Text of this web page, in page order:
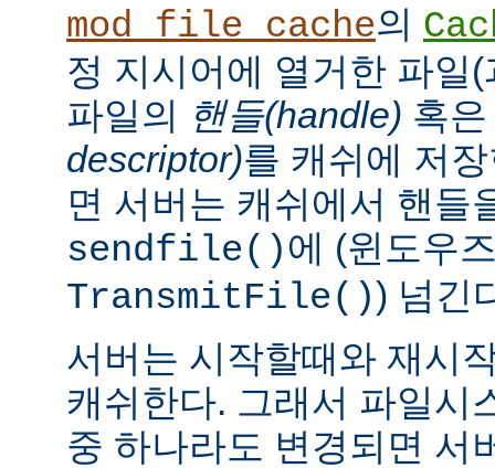
mod_file_cache의
정 지시어에 열거한 파일
파일의 핸들(handle) 혹
descriptor)를 캐쉬에 저
면 서버는 캐쉬에서 핸들
sendfile()에 (윈도우
TransmitFile()) 넘긴
서버는 시작할때와 재시
캐쉬한다. 그래서 파일시
중 하나라도 변경되면 서